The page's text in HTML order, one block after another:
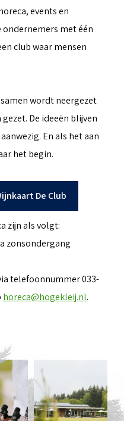
events en
met één
club waar mensen
wordt neergezet
De ideeën blijven
En als het aan
het begin.
De Club
zijn als volgt:
zonsondergang
telefoonnummer 033-
horeca@hogekleij.nl.